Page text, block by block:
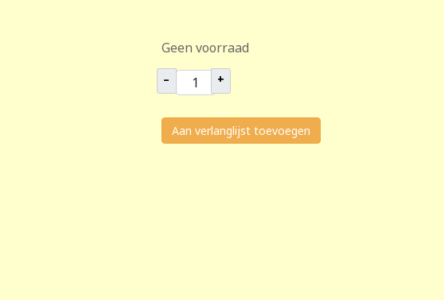
Geen voorraad
– +
Aan verlanglijst toevoegen